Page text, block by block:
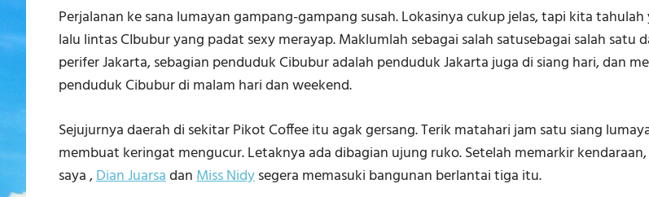
Perjalanan ke sana lumayan gampang-gampang susah. Lokasinya cukup jelas, tapi kita tahulah
lalu lintas CIbubur yang padat sexy merayap. Maklumlah sebagai salah satusebagai salah satu
perifer Jakarta, sebagian penduduk Cibubur adalah penduduk Jakarta juga di siang hari, dan
penduduk Cibubur di malam hari dan weekend.
Sejujurnya daerah di sekitar Pikot Coffee itu agak gersang. Terik matahari jam satu siang
membuat keringat mengucur. Letaknya ada dibagian ujung ruko. Setelah memarkir kendaraan,
saya ,Dian JuarsadanMiss Nidysegera memasuki bangunan berlantai tiga itu.